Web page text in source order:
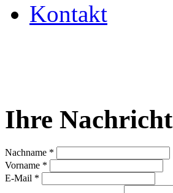
Kontakt
Ihre Nachricht
Nachname *
Vorname *
E-Mail *